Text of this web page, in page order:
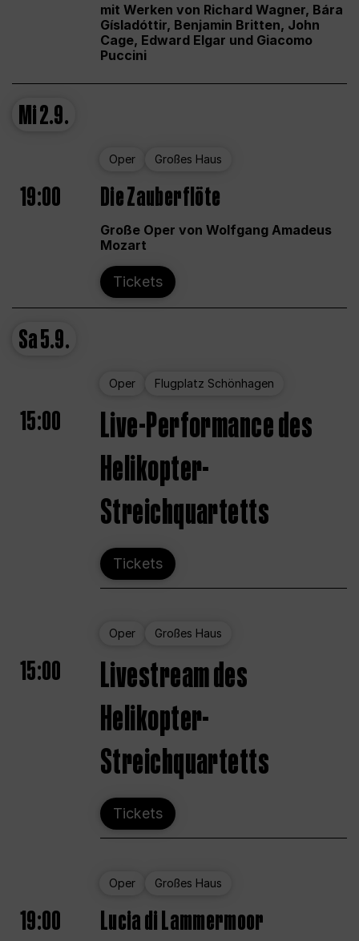
mit Werken von Richard Wagner, Bára
Gísladóttir, Benjamin Britten, John
Cage, Edward Elgar und Giacomo
Puccini
Mi2.9.
Oper Großes Haus
19:00 Die Zauberflöte
Große Oper von Wolfgang Amadeus
Mozart
Tickets
Sa5.9.
Oper Flugplatz Schönhagen
15:00
Live-Performance des
Helikopter-
Streichquartetts
Tickets
Oper Großes Haus
15:00
Livestream des
Helikopter-
Streichquartetts
Tickets
Oper Großes Haus
19:00 Lucia di Lammermoor